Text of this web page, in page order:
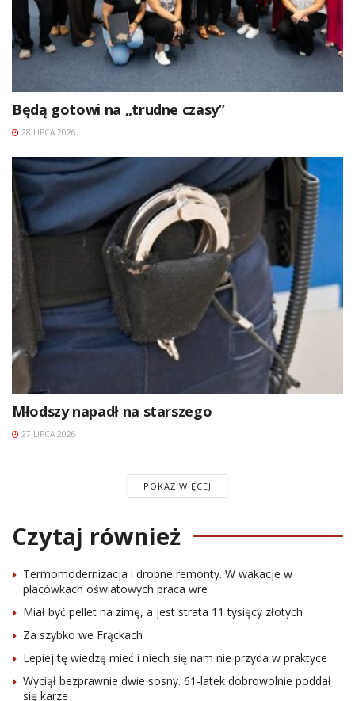
Będą gotowi na „trudne czasy”
28 LIPCA 2026
Młodszy napadł na starszego
27 LIPCA 2026
POKAŻ WIĘCEJ
Czytaj również
Termomodernizacja i drobne remonty. W wakacje w
placówkach oświatowych praca wre
Miał być pellet na zimę, a jest strata 11 tysięcy złotych
Za szybko we Frąckach
Lepiej tę wiedzę mieć i niech się nam nie przyda w praktyce
Wyciął bezprawnie dwie sosny. 61-latek dobrowolnie poddał
się karze